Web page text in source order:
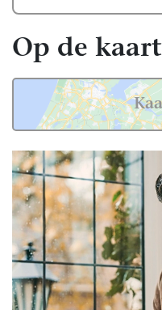
Op de kaart